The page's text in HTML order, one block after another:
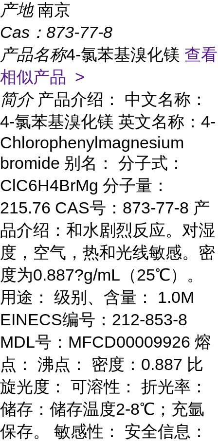
产地 南京
Cas： 873-77-8
产品名称4-氯苯基溴化镁 查看
相似产品 >
简介 产品介绍： 中文名称：
4-氯苯基溴化镁 英文名称：4-
Chlorophenylmagnesium
bromide 别名： 分子式：
ClC6H4BrMg 分子量：
215.76 CAS号：873-77-8 产
品介绍：和水剧烈反应。对湿
度，空气，热和光线敏感。密
度为0.887?g/mL（25℃）。
用途： 级别、含量： 1.0M
EINECS编号：212-853-8
MDL号：MFCD00009926 熔
点： 沸点： 密度：0.887 比
旋光度： 可溶性： 折光率：
储存：储存温度2-8℃；充氩
保存。 敏感性： 安全信息：